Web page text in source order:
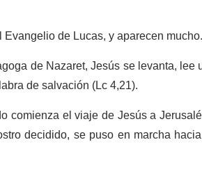
de Lucas, y aparecen mucho.
de Nazaret, Jesús se levanta, lee
de salvación (Lc 4,21).
comienza el viaje de Jesús a
decidido, se puso en marcha